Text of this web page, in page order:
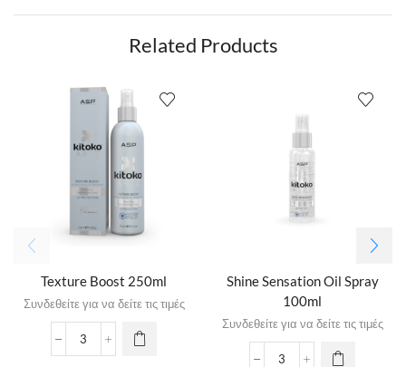
Related Products
Texture Boost 250ml
Συνδεθείτε για να δείτε τις τιμές
Shine Sensation Oil Spray
100ml
Συνδεθείτε για να δείτε τις τιμές